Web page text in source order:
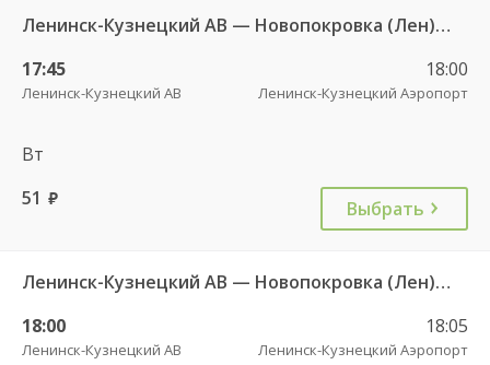
Ленинск-Кузнецкий АВ — Новопокровка (Лен) 106
17:45
Ленинск-Кузнецкий АВ
18:00
Ленинск-Кузнецкий Аэропорт
Вт
51 руб. Выбрать
Ленинск-Кузнецкий АВ — Новопокровка (Лен) 106к
18:00
Ленинск-Кузнецкий АВ
18:05
Ленинск-Кузнецкий Аэропорт